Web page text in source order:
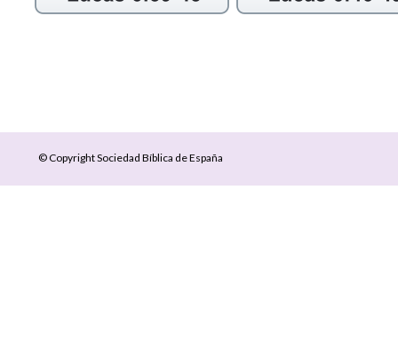
© Copyright Sociedad Bíblica de España